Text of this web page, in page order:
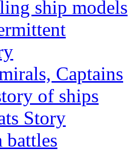
ship models
Captains
of ships
Story
battles